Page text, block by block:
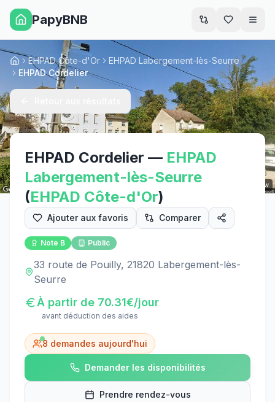
PapyBNB
Street View
AccueilEHPAD Côte-d'Or
EHPAD Labergement-lès-Seurre
EHPAD Cordelier
EHPAD Cordelier — EHPAD
Labergement-lès-Seurre
(EHPAD Côte-d'Or)
Ajouter aux favoris Comparer
Note B Public
33 route de Pouilly, 21820 Labergement-lès-
Seurre
À partir de 70.31€/jour
avant déduction des aides
8 demandes aujourd'hui
Demander les disponibilités
Prendre rendez-vous